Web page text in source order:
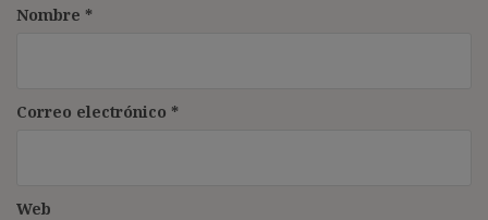
Nombre *
Correo electrónico *
Web